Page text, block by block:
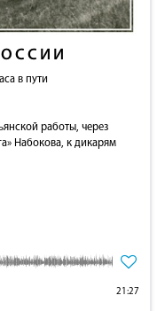
в пути
работы, через
Набокова, к дикарям
21:27